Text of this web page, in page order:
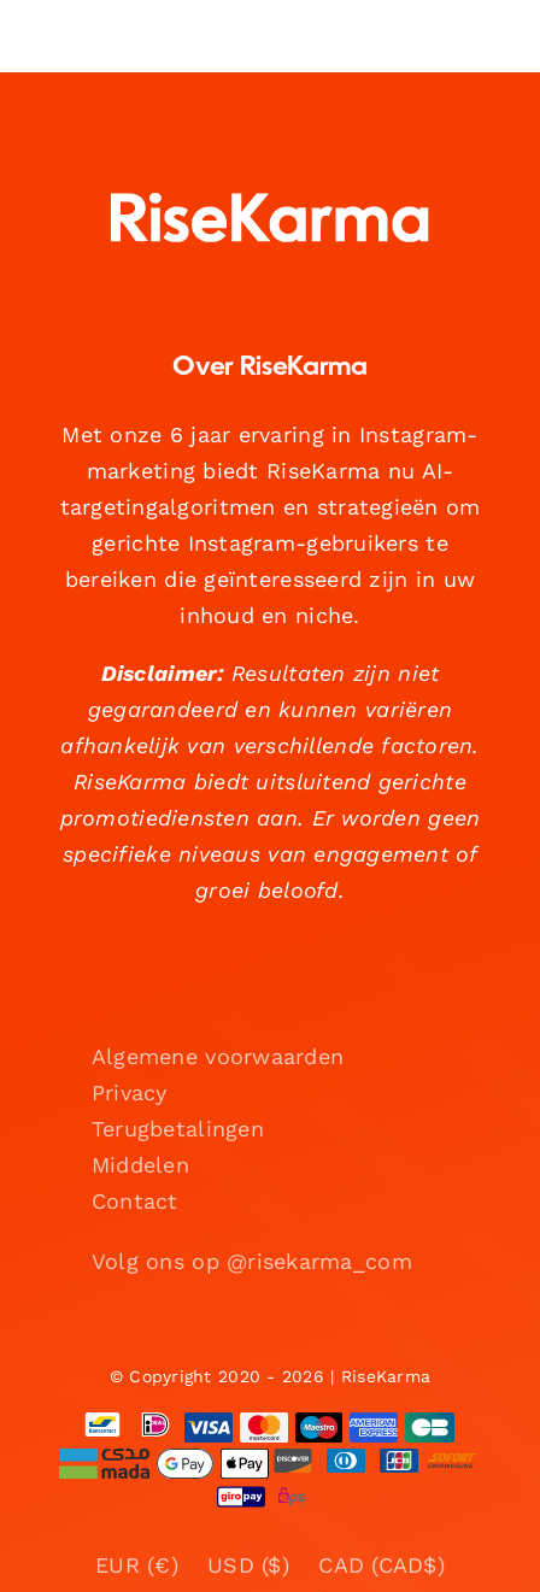
Over RiseKarma
Met onze 6 jaar ervaring in Instagram-
marketing biedt RiseKarma nu AI-
targetingalgoritmen en strategieën om
gerichte Instagram-gebruikers te
bereiken die geïnteresseerd zijn in uw
inhoud en niche.
Disclaimer:Resultaten zijn niet
gegarandeerd en kunnen variëren
afhankelijk van verschillende factoren.
RiseKarma biedt uitsluitend gerichte
promotiediensten aan. Er worden geen
specifieke niveaus van engagement of
groei beloofd.
Algemene voorwaarden
Privacy
Terugbetalingen
Middelen
Contact
Volg ons op @risekarma_com
© Copyright 2020 - 2026 | RiseKarma
EUR (€) USD ($)
CAD (CAD$)